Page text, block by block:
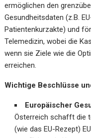
ermöglichen den
Gesundheitsdaten (z.B.
Patientenkurzakte) und
Telemedizin, wobei die
wenn sie Ziele wie die
erreichen.
Wichtige Beschlüsse
Europäischer
Österreich schafft die
(wie das EU-Rezept)